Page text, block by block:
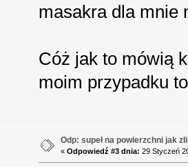
masakra dla mnie
Cóż jak to mówią
moim przypadku
Odp: supeł na powierzchni jak
«Odpowiedź #3 dnia: 29 Styczeń